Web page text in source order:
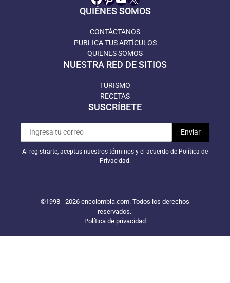
QUIÉNES SOMOS
CONTÁCTANOS
PUBLICA TUS ARTÍCULOS
QUIENES SOMOS
NUESTRA RED DE SITIOS
TURISMO
RECETAS
SUSCRÍBETE
Al registrarte, aceptas nuestros términos y el acuerdo de Política de
Privacidad.
©1998 - 2026 encolombia.com. Todos los derechos
reservados.
Política de privacidad